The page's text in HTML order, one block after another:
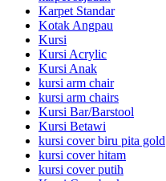
Karpet Standar
Kotak Angpau
Kursi
Kursi Acrylic
Kursi Anak
kursi arm chair
kursi arm chairs
Kursi Bar/Barstool
Kursi Betawi
kursi cover biru pita gold
kursi cover hitam
kursi cover putih